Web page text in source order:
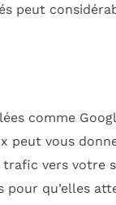
peut
comme
peut vous
vers votre
pour qu’elles